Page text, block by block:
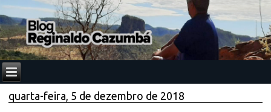
quarta-feira, 5 de dezembro de 2018